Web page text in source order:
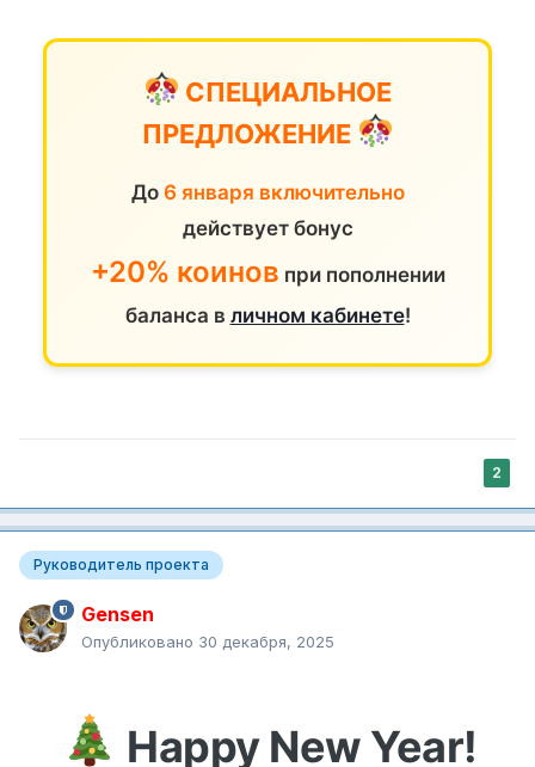
СПЕЦИАЛЬНОЕ
ПРЕДЛОЖЕНИЕ
До 6 января включительно
действует бонус
+20% коинов при пополнении
баланса в личном кабинете!
2
Руководитель проекта
Gensen
Опубликовано 30 декабря, 2025
Happy New Year!